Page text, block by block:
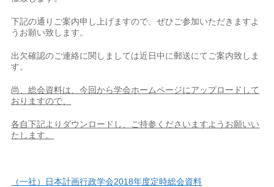
下記の通りご案内申し上げますので、ぜひご参加いただきますよ
うお願い致します。
出欠確認のご連絡に関しましては近日中に郵送にてご案内致しま
す。
尚、総会資料は、今回から学会ホームページにアップロードして
おりますので、
各自下記よりダウンロードし、ご持参くださいますようお願いい
たします。
（一社）日本計画行政学会2018年度定時総会資料